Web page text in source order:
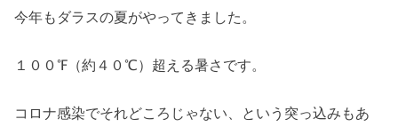
今年もダラスの夏がやってきました。
１００℉（約４０℃）超える暑さです。
コロナ感染でそれどころじゃない、という突っ込みもあ